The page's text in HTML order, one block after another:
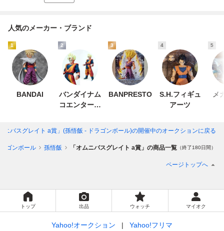
人気のメーカー・ブランド
1
BANDAI
2
バンダイナム
コエンターテ
3
BANPRESTO
4
S.H.フィギュ
アーツ
5
メ
ニバスグレイト a賞」(孫悟飯 - ドラゴンボール)の開催中のオークションに戻る
ゴンボール 孫悟飯 「オムニバスグレイト a賞」の商品一覧 （終了180日間）
ページトップへ
トップ 出品 ウォッチ マイオク
Yahoo!オークション Yahoo!フリマ